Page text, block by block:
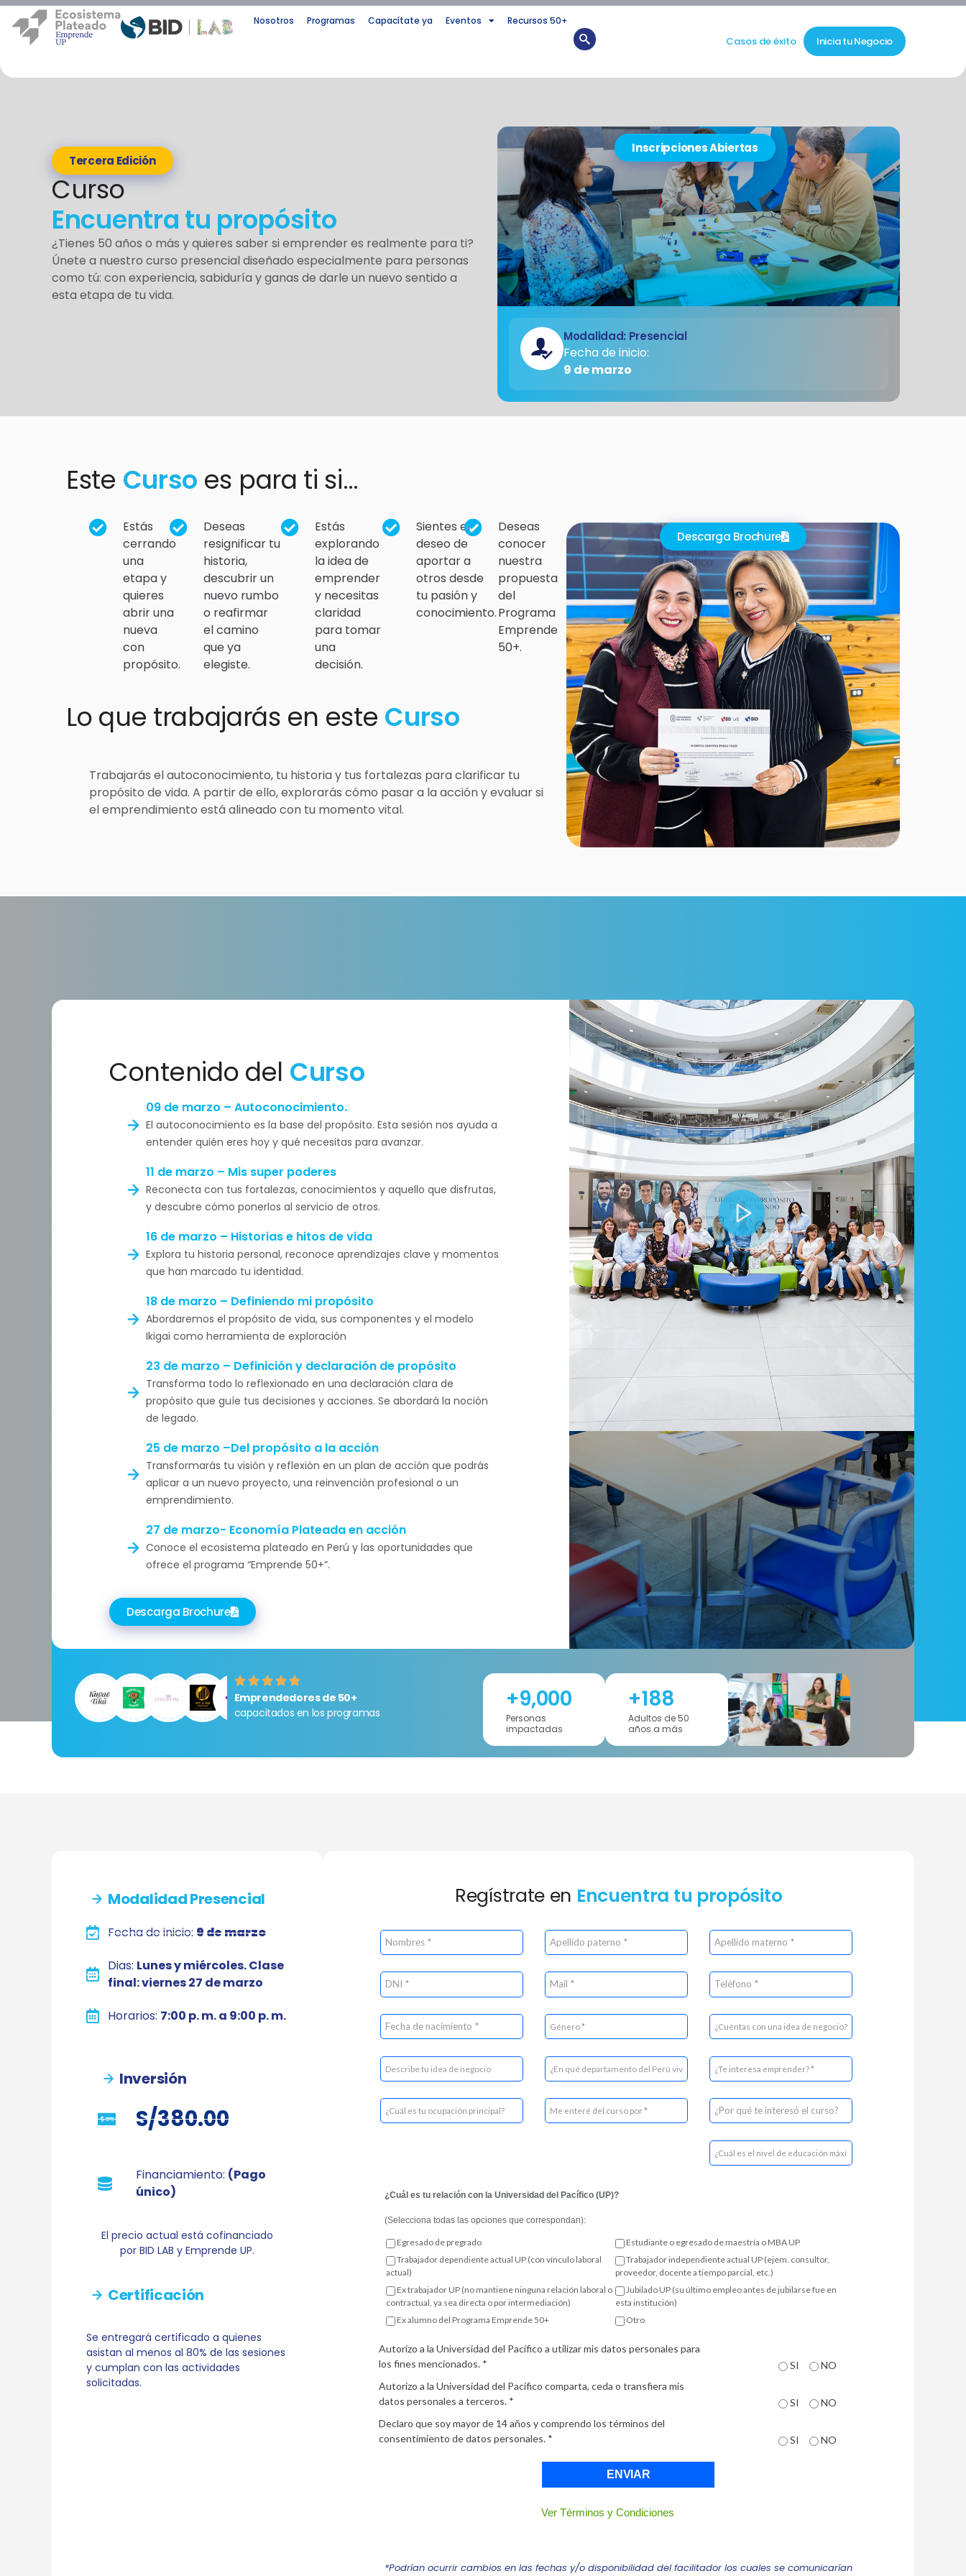
Nosotros Programas Capacítate ya Eventos Recursos 50+
Casos de éxito Inicia tu Negocio
Tercera Edición
Curso
Encuentra tu propósito
¿Tienes 50 años o más y quieres saber si emprender es realmente para ti?
Únete a nuestro curso presencial diseñado especialmente para personas
como tú: con experiencia, sabiduría y ganas de darle un nuevo sentido a
esta etapa de tu vida.
Inscripciones Abiertas
Modalidad: Presencial
Fecha de inicio:
9 de marzo
Este Curso es para ti si…
Estás
cerrando
una
etapa y
quieres
abrir una
nueva
con
propósito.
Deseas
resignificar tu
historia,
descubrir un
nuevo rumbo
o reafirmar
el camino
que ya
elegiste.
Estás
explorando
la idea de
emprender
y necesitas
claridad
para tomar
una
decisión.
Sientes el
deseo de
aportar a
otros desde
tu pasión y
conocimiento.
Deseas
conocer
nuestra
propuesta
del
Programa
Emprende
50+.
Lo que trabajarás en este Curso
Trabajarás el autoconocimiento, tu historia y tus fortalezas para clarificar tu
propósito de vida. A partir de ello, explorarás cómo pasar a la acción y evaluar si
el emprendimiento está alineado con tu momento vital.
Descarga Brochure
Contenido del Curso
09 de marzo – Autoconocimiento.
El autoconocimiento es la base del propósito. Esta sesión nos ayuda a
entender quién eres hoy y qué necesitas para avanzar.
11 de marzo – Mis super poderes
Reconecta con tus fortalezas, conocimientos y aquello que disfrutas,
y descubre cómo ponerlos al servicio de otros.
16 de marzo – Historias e hitos de vida
Explora tu historia personal, reconoce aprendizajes clave y momentos
que han marcado tu identidad.
18 de marzo – Definiendo mi propósito
Abordaremos el propósito de vida, sus componentes y el modelo
Ikigai como herramienta de exploración
23 de marzo – Definición y declaración de propósito
Transforma todo lo reflexionado en una declaración clara de
propósito que guíe tus decisiones y acciones. Se abordará la noción
de legado.
25 de marzo –Del propósito a la acción
Transformarás tu visión y reflexión en un plan de acción que podrás
aplicar a un nuevo proyecto, una reinvención profesional o un
emprendimiento.
27 de marzo- Economía Plateada en acción
Conoce el ecosistema plateado en Perú y las oportunidades que
ofrece el programa “Emprende 50+”.
Descarga Brochure
Emprendedores de 50+
capacitados en los programas
Personas
impactadas
+9,000
Adultos de 50
años a más
+188
Modalidad Presencial
Fecha de inicio: 9 de marzo
Dias: Lunes y miércoles. Clase
final: viernes 27 de marzo
Horarios: 7:00 p. m. a 9:00 p. m.
Inversión
S/380.00
Financiamiento: (Pago
único)
El precio actual está cofinanciado
por BID LAB y Emprende UP.
Certificación
Se entregará certificado a quienes
asistan al menos al 80% de las sesiones
y cumplan con las actividades
solicitadas.
Regístrate en Encuentra tu propósito
¿Cuál es tu relación con la Universidad del Pacífico (UP)?
(Selecciona todas las opciones que correspondan):
Egresado de pregrado
Estudiante o egresado de maestría o MBA UP
Trabajador dependiente actual UP (con vínculo laboral
actual)
Trabajador independiente actual UP (ejem. consultor,
proveedor, docente a tiempo parcial, etc.)
Ex trabajador UP (no mantiene ninguna relación laboral o
contractual, ya sea directa o por intermediación)
Jubilado UP (su último empleo antes de jubilarse fue en
esta institución)
Ex alumno del Programa Emprende 50+
Otro
Autorizo a la Universidad del Pacífico a utilizar mis datos personales para
los fines mencionados. * SI
NO
Autorizo a la Universidad del Pacífico comparta, ceda o transfiera mis
datos personales a terceros. * SI
NO
Declaro que soy mayor de 14 años y comprendo los términos del
consentimiento de datos personales. * SI NO
ENVIAR
Ver Términos y Condiciones
*Podrían ocurrir cambios en las fechas y/o disponibilidad del facilitador los cuales se comunicarían